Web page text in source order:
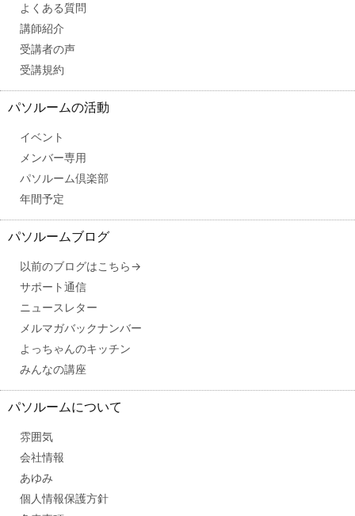
よくある質問
講師紹介
受講者の声
受講規約
パソルームの活動
イベント
メンバー専用
パソルーム倶楽部
年間予定
パソルームブログ
以前のブログはこちら→
サポート通信
ニュースレター
メルマガバックナンバー
よっちゃんのキッチン
みんなの講座
パソルームについて
雰囲気
会社情報
あゆみ
個人情報保護方針